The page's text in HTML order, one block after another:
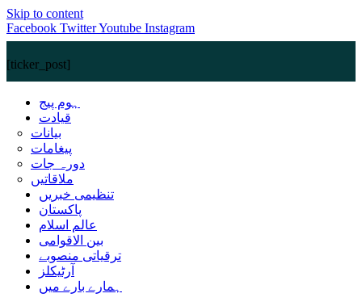
Skip to content
Facebook TwitterYoutube Instagram
[ticker_post]
ہوم پیج
قیادت
بیانات
پیغامات
دورہ جات
ملاقاتیں
تنظیمی خبریں
پاکستان
عالم اسلام
بین الاقوامی
ترقیاتی منصوبے
آرٹیکلز
ہمارے بارے میں